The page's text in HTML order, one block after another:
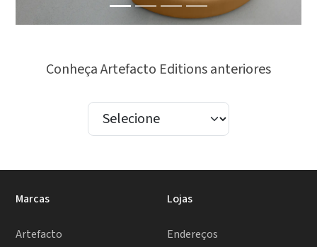
Conheça Artefacto Editions anteriores
Marcas
Artefacto
Lojas
Endereços